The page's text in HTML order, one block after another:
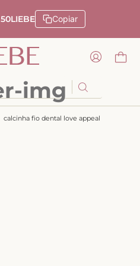
50LIEBE Copiar
calcinha fio dental love appeal